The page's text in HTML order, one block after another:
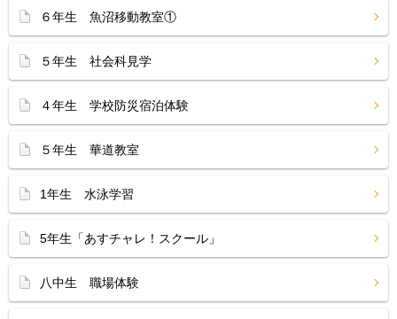
６年生 魚沼移動教室①
５年生 社会科見学
４年生 学校防災宿泊体験
５年生 華道教室
1年生 水泳学習
5年生「あすチャレ！スクール」
八中生 職場体験